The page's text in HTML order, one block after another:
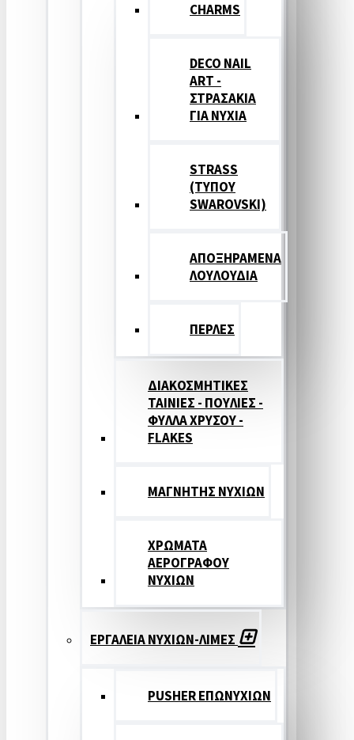
CHARMS
DECO NAIL
ART -
ΣΤΡΑΣΑΚΙΑ
ΓΙΑ ΝΥΧΙΑ
STRASS
(ΤΥΠΟΥ
SWAROVSKI)
ΑΠΟΞΗΡΑΜΕΝΑ
ΛΟΥΛΟΥΔΙΑ
ΠΕΡΛΕΣ
ΔΙΑΚΟΣΜΗΤΙΚΕΣ
ΤΑΙΝΙΕΣ - ΠΟΥΛΙΕΣ -
ΦΥΛΛΑ ΧΡΥΣΟΥ -
FLAKES
ΜΑΓΝΗΤΗΣ ΝΥΧΙΩΝ
ΧΡΩΜΑΤΑ
ΑΕΡΟΓΡΑΦΟΥ
ΝΥΧΙΩΝ
ΕΡΓΑΛΕΙΑ ΝΥΧΙΩΝ-ΛΙΜΕΣ
PUSHER ΕΠΩΝΥΧΙΩΝ